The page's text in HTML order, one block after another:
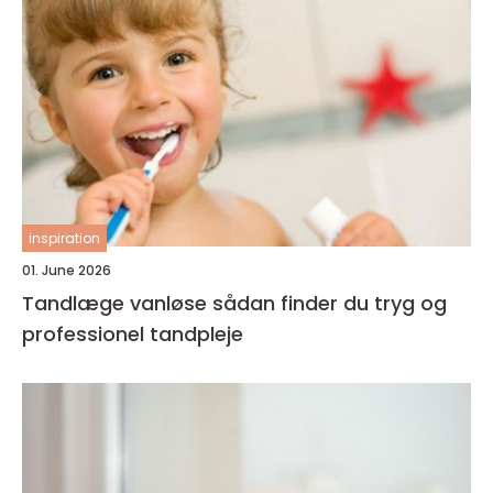
inspiration
01. June 2026
Tandlæge vanløse sådan finder du tryg og
professionel tandpleje